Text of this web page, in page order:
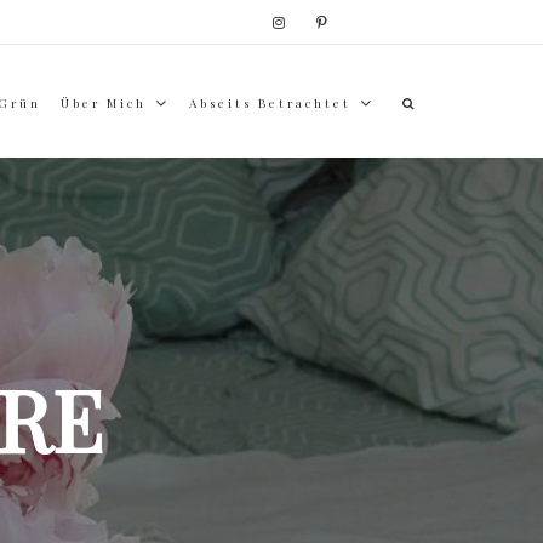
Über Mich Abseits Betrachtet